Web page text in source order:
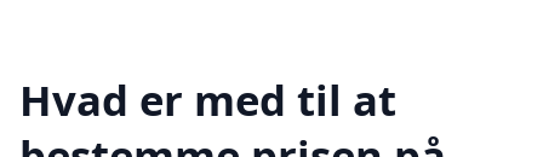
Hvad er med til at